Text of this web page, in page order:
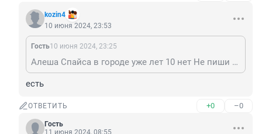
kozin4
10 июня 2024, 23:53
Гость10 июня 2024, 23:25
Алеша Спайса в городе уже лет 10 нет Не пиши ерунду
есть
ОТВЕТИТЬ +0 –0
Гость
11 июня 2024, 08:55